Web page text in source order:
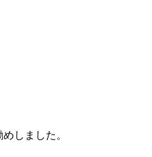
しました。